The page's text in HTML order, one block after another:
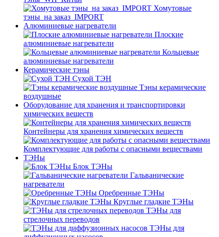
Хомутовые
тэны_на заказ_IMPORT
Алюминиевые нагреватели
Плоские
алюминиевые нагреватели
Кольцевые
алюминиевые нагреватели
Керамические тэны
Сухой ТЭН
Тэны керамические
воздушные
Оборудование для хранения и транспортировки
химических веществ
Контейнеры для хранения химических веществ
Комплектующие для работы с опасными веществами
ТЭНы
Блок ТЭНы
Гальванические
нагреватели
Оребренные ТЭНы
Круглые гладкие ТЭНы
ТЭНы для
стрелочных переводов
ТЭНы для